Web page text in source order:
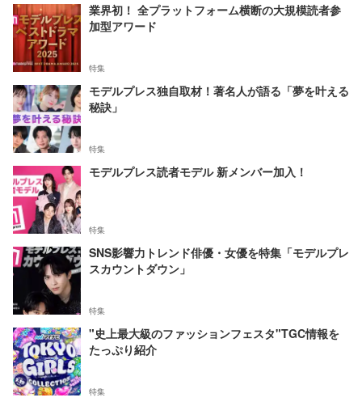
業界初！ 全プラットフォーム横断の大規模読者参
加型アワード
特集
モデルプレス独自取材！著名人が語る「夢を叶える
秘訣」
特集
モデルプレス読者モデル 新メンバー加入！
特集
SNS影響力トレンド俳優・女優を特集「モデルプレ
スカウントダウン」
特集
"史上最大級のファッションフェスタ"TGC情報を
たっぷり紹介
特集